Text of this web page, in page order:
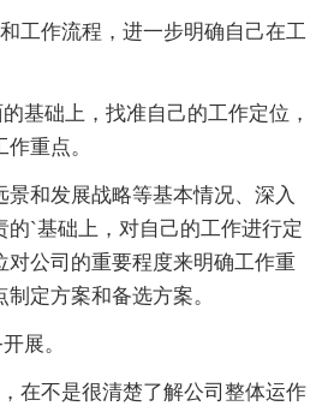
工作流程，进一步明确自己在工
基础上，找准自己的工作定位，
重点。
景和发展战略等基本情况、深入
的`基础上，对自己的工作进行定
对公司的重要程度来明确工作重
定方案和备选方案。
展。
在不是很清楚了解公司整体运作